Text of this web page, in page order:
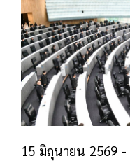
15 มิถุนายน 2569 -